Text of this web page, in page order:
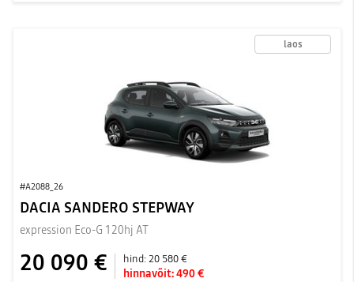
laos
#A2088_26
DACIA SANDERO STEPWAY
expression Eco-G 120hj AT
20 090 € hind:20 580 €
hinnavõit:490 €